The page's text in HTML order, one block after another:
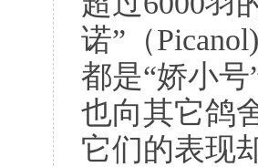
诺”（
都是“娇小
也向其它鸽
它们的表现